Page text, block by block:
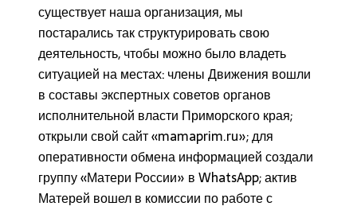
существует наша организация, мы
постарались так структурировать свою
деятельность, чтобы можно было владеть
ситуацией на местах: члены Движения вошли
в составы экспертных советов органов
исполнительной власти Приморского края;
открыли свой сайт «mamaprim.ru»; для
оперативности обмена информацией создали
группу «Матери России» в WhatsApp; актив
Матерей вошел в комиссии по работе с